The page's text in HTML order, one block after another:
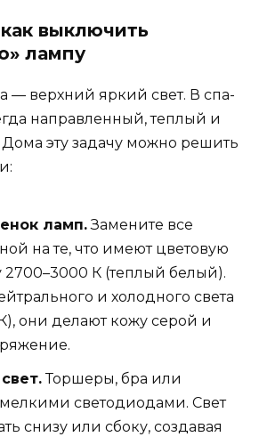
выключить
лампу
— верхний яркий свет. В спа-
направленный, теплый и
эту задачу можно решить
ламп.Замените все
на те, что имеют цветовую
2700–3000 К (теплый белый).
и холодного света
они делают кожу серой и
Торшеры, бра или
светодиодами. Свет
снизу или сбоку, создавая